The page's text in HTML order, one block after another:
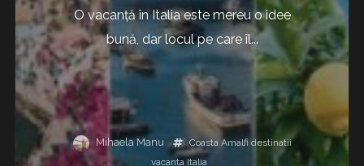
O vacanță în Italia este mereu o idee
bună, dar locul pe care îl...
Mihaela Manu Coasta Amalfi destinatii
vacanta Italia